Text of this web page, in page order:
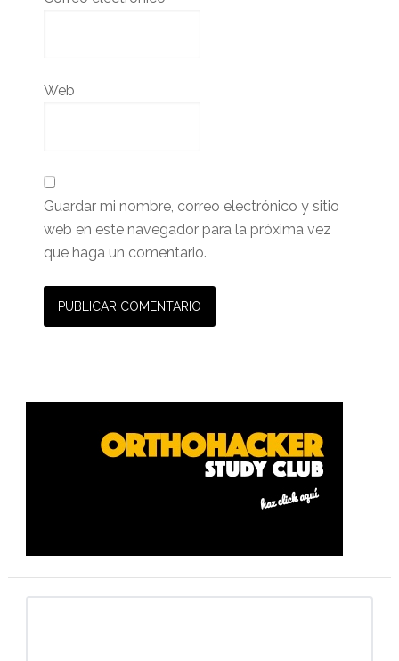
Web
Guardar mi nombre, correo electrónico y sitio
web en este navegador para la próxima vez
que haga un comentario.
Barra
primaria